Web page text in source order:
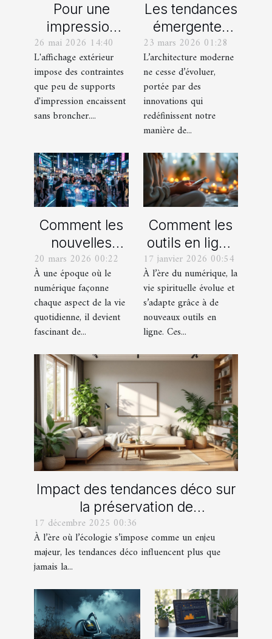
Pour une
impression
extérieure,
optez pour le
rouleau
adhésif en
vinyle
26 mai 2026 14:40
L'affichage extérieur
impose des contraintes
que peu de supports
d'impression encaissent
sans broncher....
Les tendances
émergentes
dans
l'architecture
moderne
23 mars 2026 01:28
L’architecture moderne
ne cesse d’évoluer,
portée par des
innovations qui
redéfinissent notre
manière de...
Comment les
nouvelles
technologies
influencent-
elles les
pratiques
culturelles
20 mars 2026 00:22
À une époque où le
numérique façonne
chaque aspect de la vie
quotidienne, il devient
fascinant de...
Comment les
outils en ligne
facilitent-ils la
vie spirituelle
des fidèles ?
17 janvier 2026 00:54
À l’ère du numérique, la
vie spirituelle évolue et
s’adapte grâce à de
nouveaux outils en
ligne. Ces...
Impact des tendances déco sur
la préservation de
l'environnement
17 décembre 2025 00:36
À l’ère où l’écologie s’impose comme un enjeu
majeur, les tendances déco influencent plus que
jamais la...